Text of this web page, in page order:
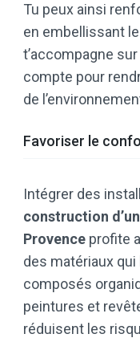
Tu peux ainsi
en embellissant
t’accompagne
compte pour
de
Favoriser le
Intégrer des
construction
Provence profite
des matériaux
composés
peintures et
réduisent les